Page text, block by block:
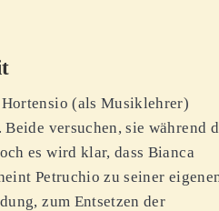
(als Musiklehrer)
versuchen, sie während
es wird klar, dass Bianca
Petruchio zu seiner
zum Entsetzen der